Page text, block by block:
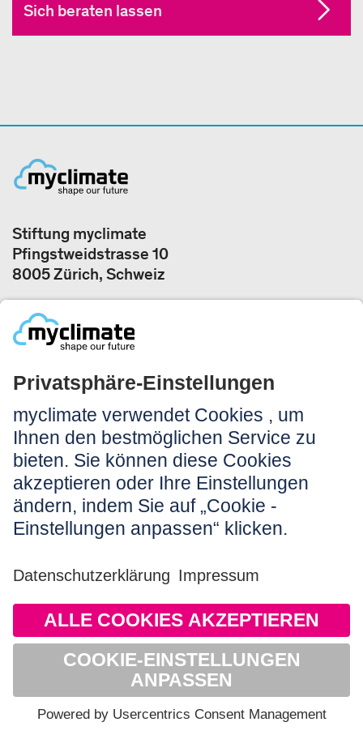
Sich beraten lassen
Stiftung myclimate
Pfingstweidstrasse 10
8005 Zürich, Schweiz
Unsere Büros
+41 44 500 43 50
JETZT KONTAKTIEREN
Berechnen Sie Ihren CO₂-Fussabdruck:
Spenden Sie einen Klimaschutzbeitrag:
SPENDEN